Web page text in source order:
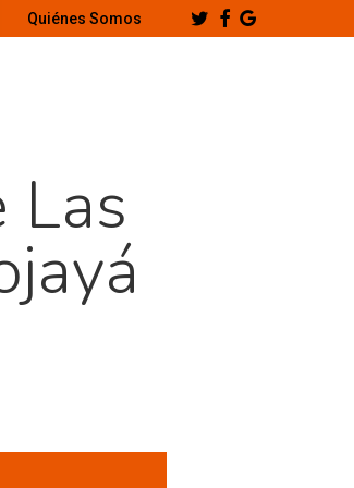
Quiénes Somos TwitterFacebook
Google-
Plus
Las